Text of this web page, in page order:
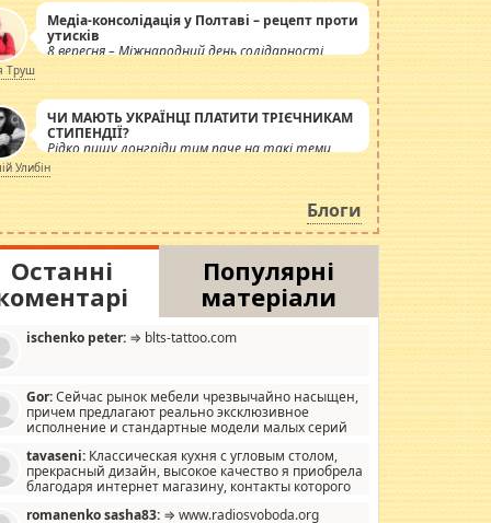
Медіа-консолідація у Полтаві – рецепт проти
утисків
8 вересня – Міжнародний день солідарності
журналістів.
Труш
ЧИ МАЮТЬ УКРАЇНЦІ ПЛАТИТИ ТРІЄЧНИКАМ
СТИПЕНДІЇ?
Рідко пишу лонгріди тим паче на такі теми,
але вже просто дістало! Обурюють сьогоднішні
інсенуації навколо стипендіального питання.
Штучно роздувається ще одна соціальна
катастрофа.
Улибін
Блоги
Останні
Популярні
матеріали
ischenko peter: ⇒ blts-tattoo.com
Gor:Сейчас рынок мебели чрезвычайно насыщен,
причем предлагают реально эксклюзивное
исполнение и стандартные модели малых серий
мало походит на стандартные формы, в MebelOk,
и что главное - со вкусом все в порядке,
ненужных наворотов удорожающих мебель, а это не
tavaseni: Классическая кухня с угловым столом,
прекрасный дизайн, высокое качество я приобрела
благодаря интернет магазину, контакты которого
romanenko sasha83: ⇒ www.radiosvoboda.org